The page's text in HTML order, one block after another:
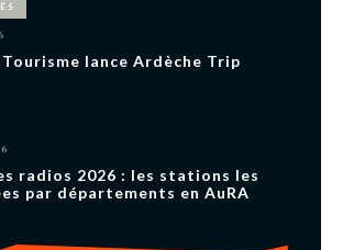
lance Ardèche Trip
radios 2026 : les stations les
par départements en AuRA